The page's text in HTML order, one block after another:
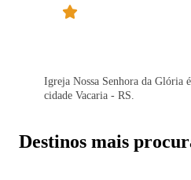
Igreja Nossa Senhora da Glória
cidade Vacaria - RS.
Destinos mais